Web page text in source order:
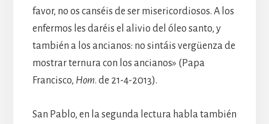
favor, no os canséis de ser misericordiosos. A los
enfermos les daréis el alivio del óleo santo, y
también a los ancianos: no sintáis vergüenza de
mostrar ternura con los ancianos» (Papa
Francisco, Hom. de 21-4-2013).
San Pablo, en la segunda lectura habla también